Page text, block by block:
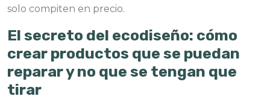
solo compiten en precio.
El secreto del ecodiseño: cómo
crear productos que se puedan
reparar y no que se tengan que
tirar